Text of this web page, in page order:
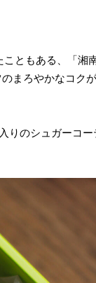
ともある、「湘
まろやかなコク
りのシュガーコ